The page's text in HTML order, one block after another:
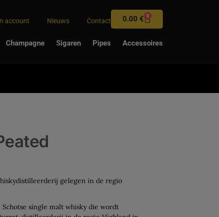
account Nieuws Contact 0.00€ 0
Champagne Sigaren Pipes Accessoires
gelegen in de regio
single malt whisky die wordt